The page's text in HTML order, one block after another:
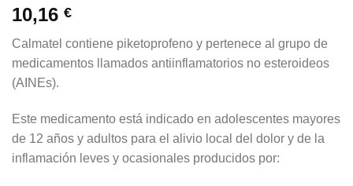
10,16 €
Calmatel contiene piketoprofeno y pertenece al grupo de
medicamentos llamados antiinflamatorios no esteroideos
(AINEs).
Este medicamento está indicado en adolescentes mayores
de 12 años y adultos para el alivio local del dolor y de la
inflamación leves y ocasionales producidos por: